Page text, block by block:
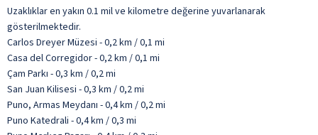
Uzaklıklar en yakın 0.1 mil ve kilometre değerine yuvarlanarak
gösterilmektedir.
Carlos Dreyer Müzesi - 0,2 km / 0,1 mi
Casa del Corregidor - 0,2 km / 0,1 mi
Çam Parkı - 0,3 km / 0,2 mi
San Juan Kilisesi - 0,3 km / 0,2 mi
Puno, Armas Meydanı - 0,4 km / 0,2 mi
Puno Katedrali - 0,4 km / 0,3 mi